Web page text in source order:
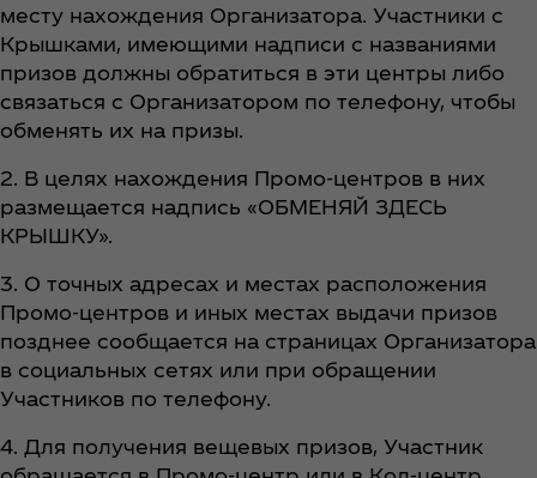
месту нахождения Организатора. Участники с
Крышками, имеющими надписи с названиями
призов должны обратиться в эти центры либо
связаться с Организатором по телефону, чтобы
обменять их на призы.
2. В целях нахождения Промо-центров в них
размещается надпись «ОБМЕНЯЙ ЗДЕСЬ
КРЫШКУ».
3. О точных адресах и местах расположения
Промо-центров и иных местах выдачи призов
позднее сообщается на страницах Организатора
в социальных сетях или при обращении
Участников по телефону.
4. Для получения вещевых призов, Участник